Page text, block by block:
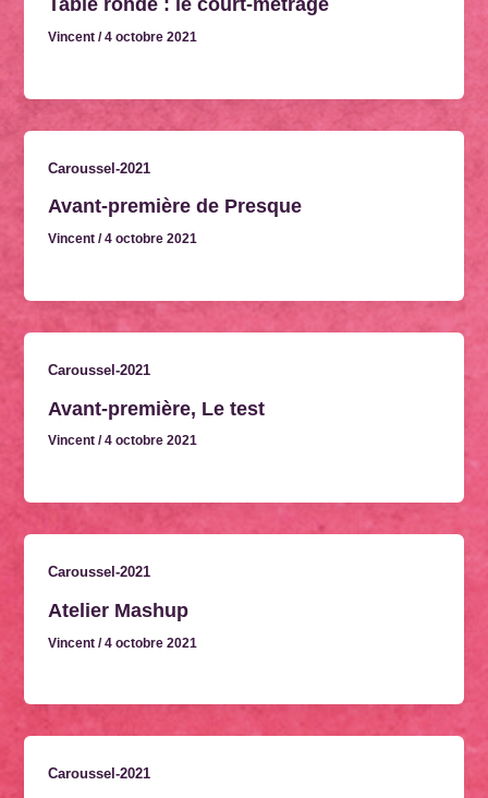
Vincent/4 octobre 2021
Caroussel-2021
Avant-première de Presque
Vincent/4 octobre 2021
Caroussel-2021
Avant-première, Le test
Vincent/4 octobre 2021
Caroussel-2021
Atelier Mashup
Vincent/4 octobre 2021
Caroussel-2021